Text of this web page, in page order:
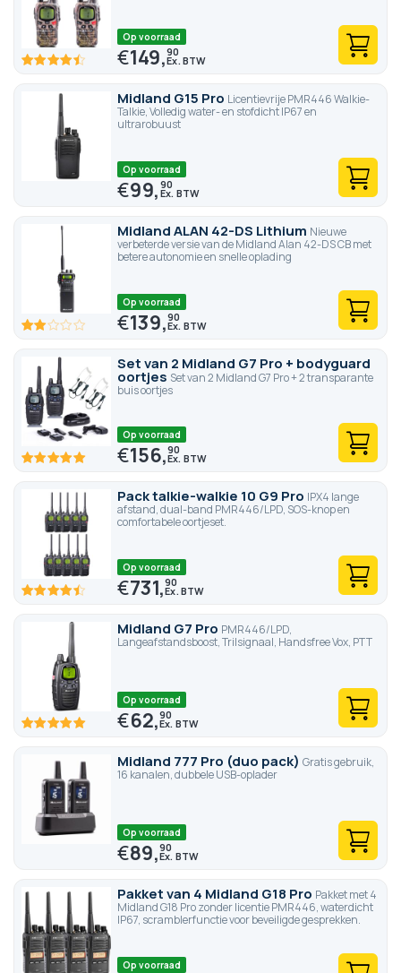
89.4100
Op voorraad
€149,90
Midland G15 Pro Licentievrije PMR446 Walkie-
Talkie, Volledig water- en stofdicht IP67 en
ultrarobuust
Op voorraad
€99,90
Midland ALAN 42-DS Lithium Nieuwe
verbeterde versie van de Midland Alan 42-DS CB met
betere autonomie en snelle oplading
40 100
Op voorraad
€139,90
Set van 2 Midland G7 Pro + bodyguard
oortjes Set van 2 Midland G7 Pro + 2 transparante
buis oortjes
100 100
Op voorraad
€156,90
Pack talkie-walkie 10 G9 Pro IPX4 lange
afstand, dual-band PMR446/LPD, SOS-knop en
comfortabele oortjeset.
89.4100
Op voorraad
€731,90
Midland G7 Pro PMR446/LPD,
Langeafstandsboost, Trilsignaal, Handsfree Vox, PTT
100 100
Op voorraad
€62,90
Midland 777 Pro (duo pack) Gratis gebruik,
16 kanalen, dubbele USB-oplader
Op voorraad
€89,90
Pakket van 4 Midland G18 Pro Pakket met 4
Midland G18 Pro zonder licentie PMR446, waterdicht
IP67, scramblerfunctie voor beveiligde gesprekken.
Op voorraad